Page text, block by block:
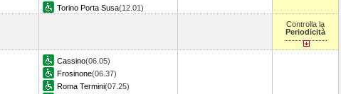
Torino Porta Susa(12.01)
Controlla la
Periodicità
Cassino(06.05)
Frosinone(06.37)
Roma Termini(07.25)